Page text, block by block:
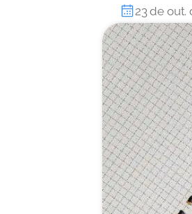
23 de out.